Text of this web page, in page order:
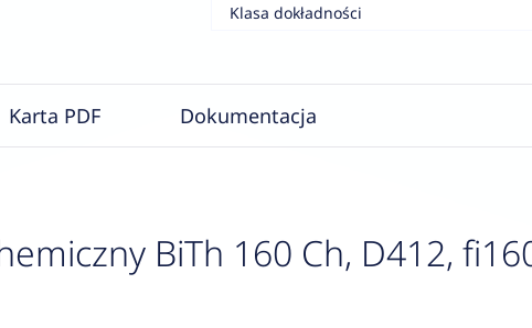
Klasa dokładności
Karta PDF Dokumentacja
BiTh 160 Ch, D412,